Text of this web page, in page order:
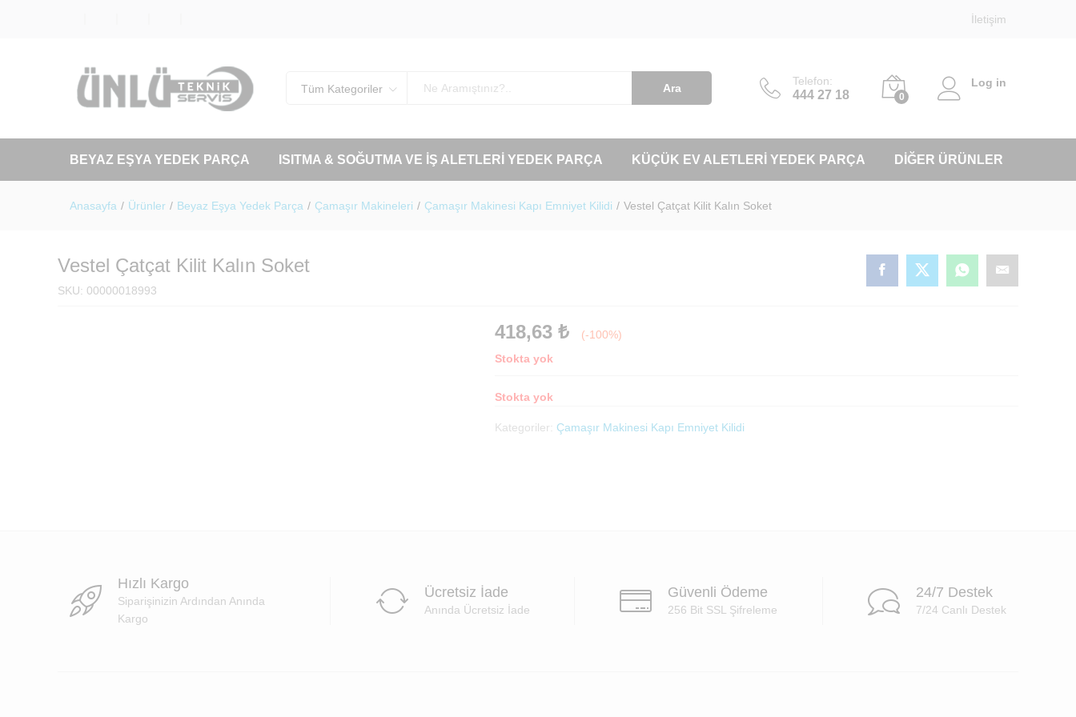
İletişim
Tüm Kategoriler Ara
Telefon:
444 27 18 0
Log in
BEYAZ EŞYA YEDEK PARÇA ISITMA & SOĞUTMA VE İŞ ALETLERI YEDEK PARÇA KÜÇÜK EV ALETLERI YEDEK PARÇA DIĞER ÜRÜNLER
Anasayfa / Ürünler / Beyaz Eşya Yedek Parça / Çamaşır Makineleri / Çamaşır Makinesi Kapı Emniyet Kilidi / Vestel Çatçat Kilit Kalın Soket
Vestel Çatçat Kilit Kalın Soket
SKU: 00000018993
418,63 ₺
(-100%)
Stokta yok
Stokta yok
Kategoriler: Çamaşır Makinesi Kapı Emniyet Kilidi
Hızlı Kargo
Siparişinizin Ardından Anında
Kargo
Ücretsiz İade
Anında Ücretsiz İade
Güvenli Ödeme
256 Bit SSL Şifreleme
24/7 Destek
7/24 Canlı Destek